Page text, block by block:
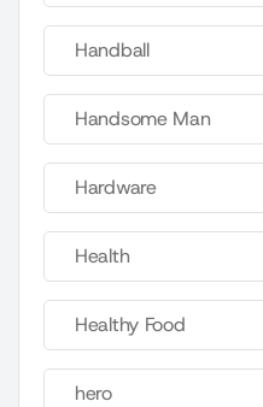
Handball
Handsome Man
Hardware
Health
Healthy Food
hero